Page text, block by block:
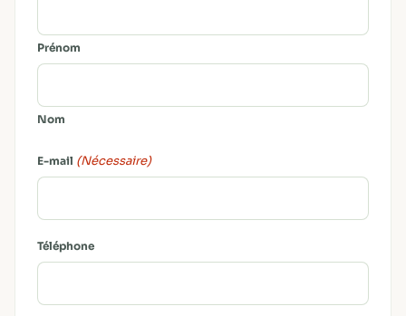
Prénom
Nom
E-mail (Nécessaire)
Téléphone